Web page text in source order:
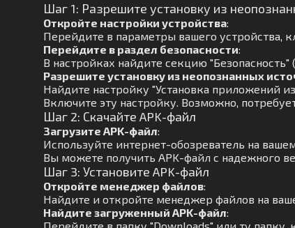
Шаг 1: Разрешите установку из
Откройте настройки устройства:
Перейдите в параметры вашего устройства,
Перейдите в раздел безопасности:
В настройках найдите секцию
Разрешите установку из неопознанных
Найдите настройку "Установка приложений
Включите эту настройку. Возможно,
Шаг 2: Скачайте APK-файл
Загрузите APK-файл:
Используйте интернет-обозреватель на
Вы можете получить APK-файл с надежного
Шаг 3: Установите APK-файл
Откройте менеджер файлов:
Найдите и откройте менеджер файлов на
Найдите загруженный APK-файл: